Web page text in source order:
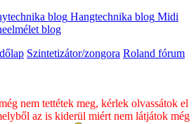
blog Hangtechnika blog Midi
blog
Szintetizátor/zongora Roland fórum
nem tettétek meg, kérlek olvassátok el
az is kiderül miért nem látjátok még